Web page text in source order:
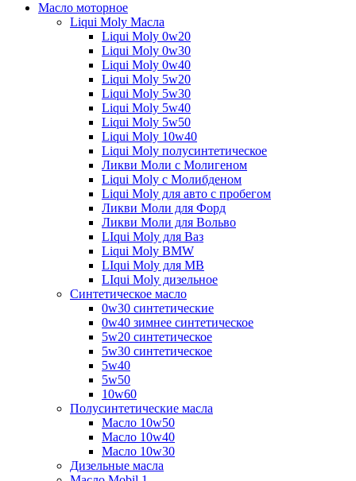
Масло моторное
Liqui Moly Масла
Liqui Moly 0w20
Liqui Moly 0w30
Liqui Moly 0w40
Liqui Moly 5w20
Liqui Moly 5w30
Liqui Moly 5w40
Liqui Moly 5w50
Liqui Moly 10w40
Liqui Moly полусинтетическое
Ликви Моли с Молигеном
Liqui Moly с Молибденом
Liqui Moly для авто с пробегом
Ликви Моли для Форд
Ликви Моли для Вольво
LIqui Moly для Ваз
Liqui Moly BMW
LIqui Moly для MB
LIqui Moly дизельное
Синтетическое масло
0w30 синтетические
0w40 зимнее синтетическое
5w20 синтетическое
5w30 синтетическое
5w40
5w50
10w60
Полусинтетические масла
Масло 10w50
Масло 10w40
Масло 10w30
Дизельные масла